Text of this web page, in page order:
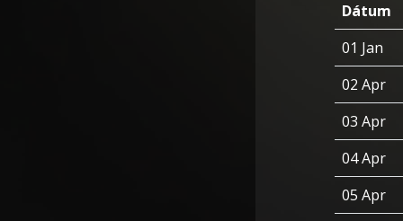
Dátum
01 Jan
02 Apr
03 Apr
04 Apr
05 Apr